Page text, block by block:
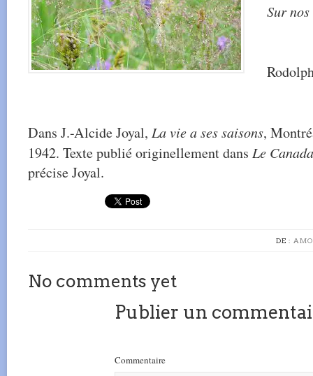
Sur
Dans J.-Alcide Joyal, La vie a ses saisons,
1942. Texte publié originellement dans Le Canada
précise Joyal.
DE :
No comments yet
Publier un
Commentaire